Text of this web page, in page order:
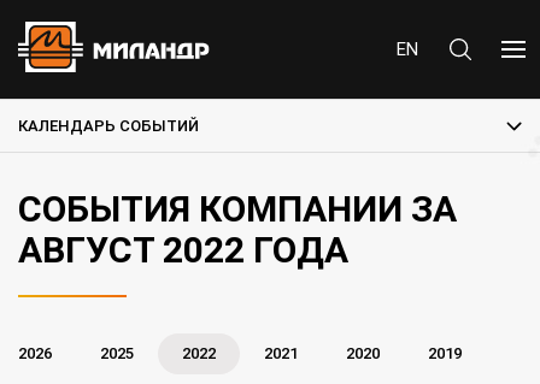
EN
КАЛЕНДАРЬ СОБЫТИЙ
СОБЫТИЯ КОМПАНИИ ЗА
АВГУСТ 2022 ГОДА
2026 2025 2022 2021 2020 2019